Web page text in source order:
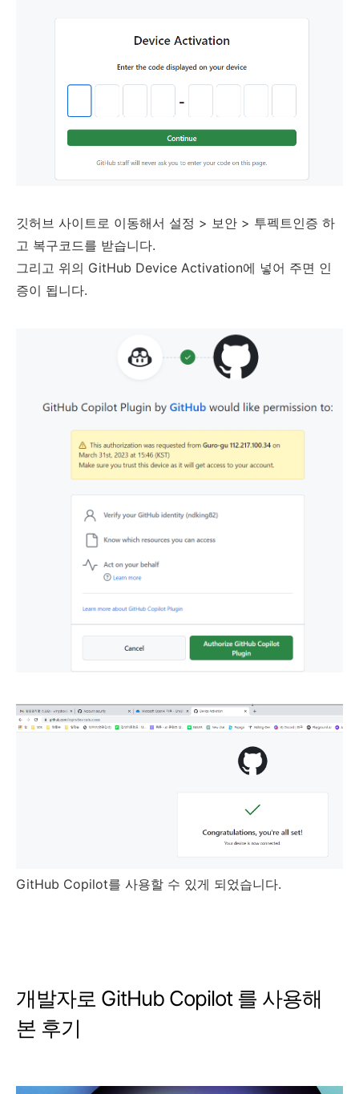
깃허브 사이트로 이동해서 설정 > 보안 > 투펙트인증 하
고 복구코드를 받습니다.
그리고 위의 GitHub Device Activation에 넣어 주면 인
증이 됩니다.
GitHub Copilot를 사용할 수 있게 되었습니다.
개발자로 GitHub Copilot 를 사용해
본 후기